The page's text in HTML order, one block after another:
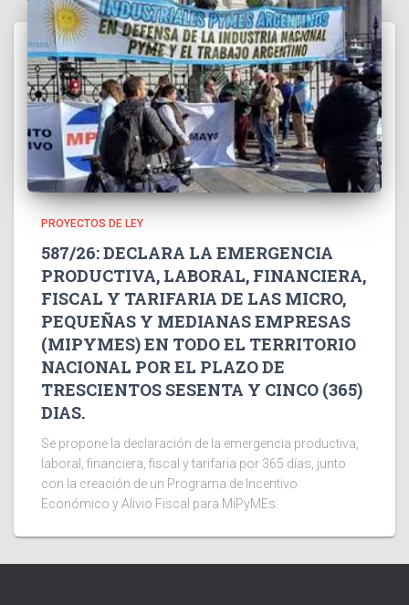
PROYECTOS DE LEY
587/26: DECLARA LA EMERGENCIA
PRODUCTIVA, LABORAL, FINANCIERA,
FISCAL Y TARIFARIA DE LAS MICRO,
PEQUEÑAS Y MEDIANAS EMPRESAS
(MIPYMES) EN TODO EL TERRITORIO
NACIONAL POR EL PLAZO DE
TRESCIENTOS SESENTA Y CINCO (365)
DIAS.
Se propone la declaración de la emergencia productiva,
laboral, financiera, fiscal y tarifaria por 365 días, junto
con la creación de un Programa de Incentivo
Económico y Alivio Fiscal para MiPyMEs.